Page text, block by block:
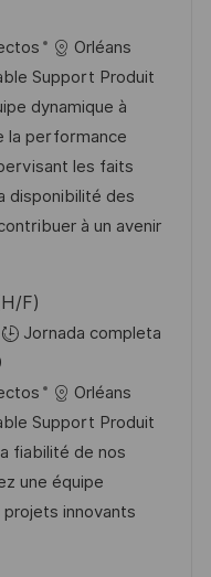
Orléans
Support Produit
dynamique à
la performance
les faits
disponibilité des
à un avenir
F)
Jornada completa
Orléans
Support Produit
fiabilité de nos
une équipe
innovants